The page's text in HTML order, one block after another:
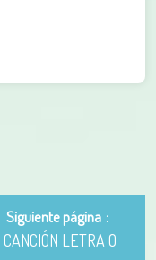
Siguiente página
CANCIÓN LETRA O